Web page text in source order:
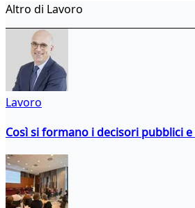
Altro di Lavoro
Lavoro
Così si formano i decisori pubblici